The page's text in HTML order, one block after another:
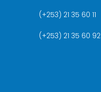
(+253) 21 35 60 11
(+253) 21 35 60 92